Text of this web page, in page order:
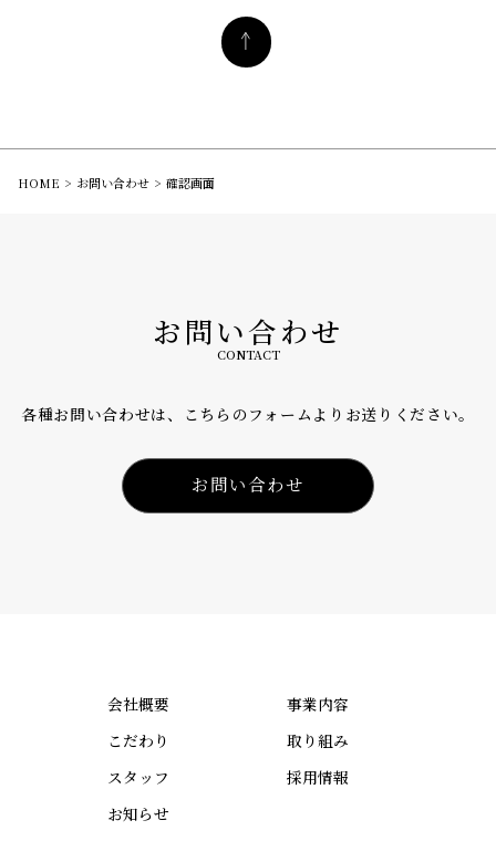
HOME お問い合わせ 確認画面
お問い合わせ
CONTACT
各種お問い合わせは、こちらのフォームよりお送りください。
お問い合わせ
会社概要
事業内容
こだわり
取り組み
スタッフ
採用情報
お知らせ